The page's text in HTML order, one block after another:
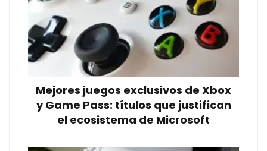
Mejores juegos exclusivos de Xbox
y Game Pass: títulos que justifican
el ecosistema de Microsoft